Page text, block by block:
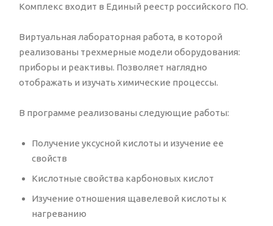
Комплекс входит в Единый реестр российского ПО.
Виртуальная лабораторная работа, в которой
реализованы трехмерные модели оборудования:
приборы и реактивы. Позволяет наглядно
отображать и изучать химические процессы.
В программе реализованы следующие работы:
Получение уксусной кислоты и изучение ее
свойств
Кислотные свойства карбоновых кислот
Изучение отношения щавелевой кислоты к
нагреванию